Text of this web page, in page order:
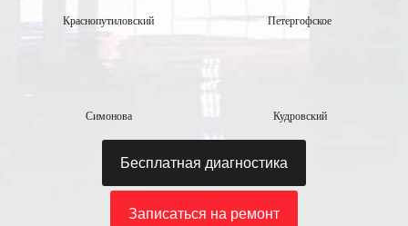
Краснопутиловский Петергофское
Симонова Кудровский
Бесплатная диагностика
Записаться на ремонт